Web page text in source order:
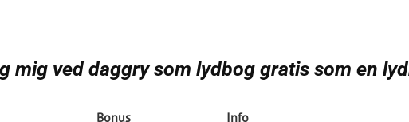
mig ved daggry som lydbog gratis som en
Bonus Info